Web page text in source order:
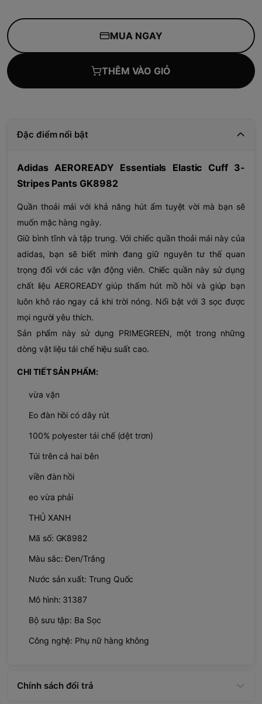
MUA NGAY
THÊM VÀO GIỎ
Đặc điểm nổi bật
Adidas AEROREADY Essentials Elastic Cuff 3-
Stripes Pants GK8982
Quần thoải mái với khả năng hút ẩm tuyệt vời mà bạn sẽ
muốn mặc hàng ngày.
Giữ bình tĩnh và tập trung. Với chiếc quần thoải mái này của
adidas, bạn sẽ biết mình đang giữ nguyên tư thế quan
trọng đối với các vận động viên. Chiếc quần này sử dụng
chất liệu AEROREADY giúp thấm hút mồ hôi và giúp bạn
luôn khô ráo ngay cả khi trời nóng. Nổi bật với 3 sọc được
mọi người yêu thích.
Sản phẩm này sử dụng PRIMEGREEN, một trong những
dòng vật liệu tái chế hiệu suất cao.
CHI TIẾT SẢN PHẨM:
vừa vặn
Eo đàn hồi có dây rút
100% polyester tái chế (dệt trơn)
Túi trên cả hai bên
viền đàn hồi
eo vừa phải
THỦ XANH
Mã số: GK8982
Màu sắc: Đen/Trắng
Nước sản xuất: Trung Quốc
Mô hình: 31387
Bộ sưu tập: Ba Sọc
Công nghệ: Phụ nữ hàng không
Chính sách đổi trả